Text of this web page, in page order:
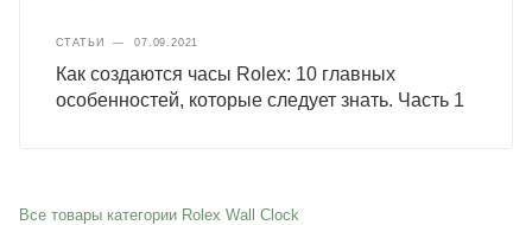
СТАТЬИ — 07.09.2021
Как создаются часы Rolex: 10 главных
особенностей, которые следует знать. Часть 1
Все товары категории Rolex Wall Clock